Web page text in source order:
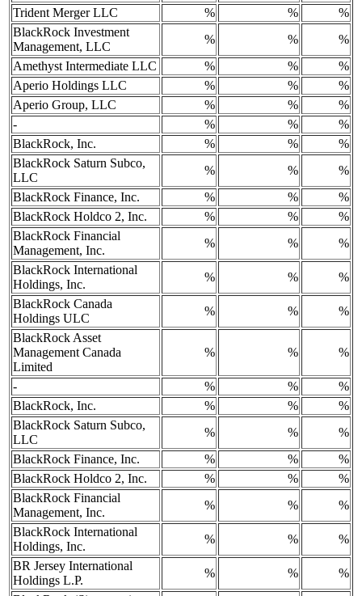
Trident Merger LLC
% %
%
BlackRock Investment
Management, LLC
% %
%
Amethyst Intermediate LLC
% %
%
Aperio Holdings LLC
% %
%
Aperio Group, LLC
% %
%
-
% %
%
BlackRock, Inc.
% %
%
BlackRock Saturn Subco,
LLC
% %
%
BlackRock Finance, Inc.
% %
%
BlackRock Holdco 2, Inc.
% %
%
BlackRock Financial
Management, Inc.
% %
%
BlackRock International
Holdings, Inc.
% %
%
BlackRock Canada
Holdings ULC
% %
%
BlackRock Asset
Management Canada
Limited
% % %
- % %
%
BlackRock, Inc.
% %
%
BlackRock Saturn Subco,
LLC
% %
%
BlackRock Finance, Inc.
% %
%
BlackRock Holdco 2, Inc.
% %
%
BlackRock Financial
Management, Inc.
% %
%
BlackRock International
Holdings, Inc.
% %
%
BR Jersey International
Holdings L.P.
% %
%